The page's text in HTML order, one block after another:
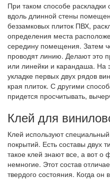
При таком способе
вдоль длинной стены
беззамковых плиток ПВХ,
определения места
середину помещения. Затем
проводят линию. Делают это
или линейки и карандаша. На
укладке первых двух рядов
края плиток. С другими
придется просчитывать,
Клей для
Клей используют
покрытий. Есть составы двух
такое клей знают все, а вот о
немногие. Этот состав
твердого состояния. Когда он